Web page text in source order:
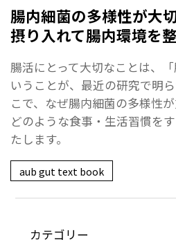
腸内細菌の多様性が大
摂り入れて腸内環境を整
腸活にとって大切なことは、
いうことが、最近の研究で明
こで、なぜ腸内細菌の多様性
どのような食事・生活習慣を
たします。
aub gut text book
カテゴリー